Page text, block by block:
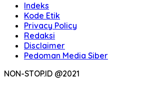
Indeks
Kode Etik
Privacy Policy
Redaksi
Disclaimer
Pedoman Media Siber
NON-STOP.ID @2021